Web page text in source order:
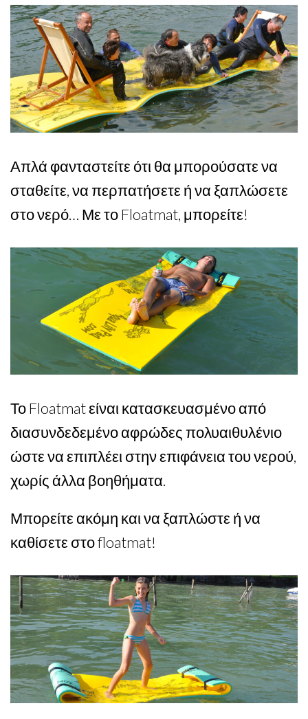
Απλά φανταστείτε ότι θα μπορούσατε να
σταθείτε, να περπατήσετε ή να ξαπλώσετε
στο νερό… Με το Floatmat, μπορείτε!
Το Floatmat είναι κατασκευασμένο από
διασυνδεδεμένο αφρώδες πολυαιθυλένιο
ώστε να επιπλέει στην επιφάνεια του νερού,
χωρίς άλλα βοηθήματα.
Μπορείτε ακόμη και να ξαπλώστε ή να
καθίσετε στο floatmat!